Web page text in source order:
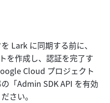
Lark に同期する前に、
を作成し、認証を完了す
Cloud プロジェクト
「Admin SDK API を有効
さい。